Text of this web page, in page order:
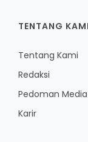
TENTANG KAMI
Tentang Kami
Redaksi
Pedoman
Karir